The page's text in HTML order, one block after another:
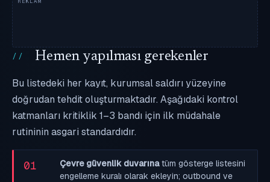
Hemen yapılması gerekenler
Bu listedeki her kayıt, kurumsal saldırı yüzeyine
doğrudan tehdit oluşturmaktadır. Aşağıdaki kontrol
katmanları kritiklik 1–3 bandı için ilk müdahale
rutininin asgari standardıdır.
01 Çevre güvenlik duvarınatüm gösterge listesini
engelleme kuralı olarak ekleyin; outbound ve